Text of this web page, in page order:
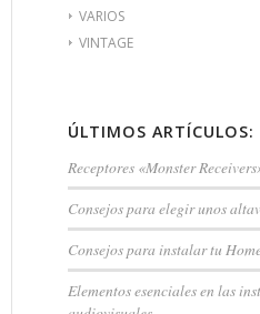
VARIOS
VINTAGE
ÚLTIMOS ARTÍCULOS:
Receptores «Monster
Consejos para elegir unos
Consejos para instalar tu
Elementos esenciales en las